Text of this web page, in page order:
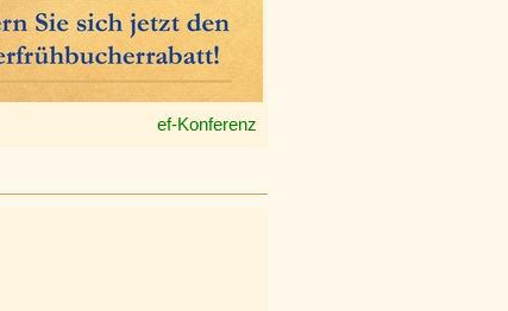
ef-Konferenz